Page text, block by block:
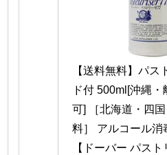
【送料無料】パス
ド付 500ml[沖縄
可] ［北海道・四
料］ アルコール消
【ドーバー パスト